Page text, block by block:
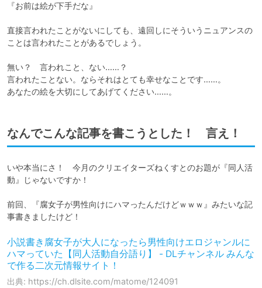
『お前は絵が下手だな』
直接言われたことがないにしても、遠回しにそういうニュアンスの
ことは言われたことがあるでしょう。
無い？　言われこと、ない……？
言われたことない。ならそれはとても幸せなことです……。
あなたの絵を大切にしてあげてください……。
なんでこんな記事を書こうとした！ 言え！
いや本当にさ！　今月のクリエイターズねくすとのお題が『同人活
動』じゃないですか！
前回、『腐女子が男性向けにハマったんだけどｗｗｗ』みたいな記
事書きましたけど！
小説書き腐女子が大人になったら男性向けエロジャンルに
ハマっていた【同人活動自分語り】 - DLチャンネル みんな
で作る二次元情報サイト！
出典: https://ch.dlsite.com/matome/124091